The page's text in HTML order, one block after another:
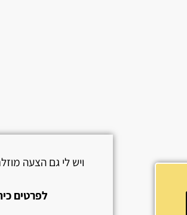
ויש לי גם הצעה
לפרטים כיתבו